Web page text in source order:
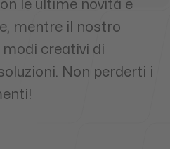
le ultime novità e
mentre il nostro
creativi di
Non perderti i